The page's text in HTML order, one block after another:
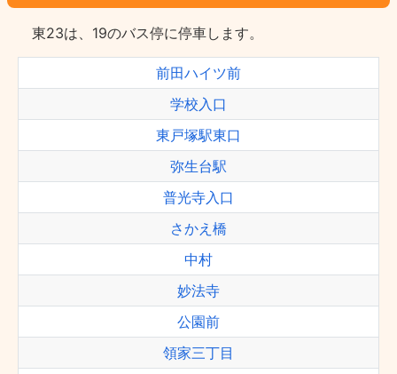
東23は、19のバス停に停車します。
前田ハイツ前
学校入口
東戸塚駅東口
弥生台駅
普光寺入口
さかえ橋
中村
妙法寺
公園前
領家三丁目